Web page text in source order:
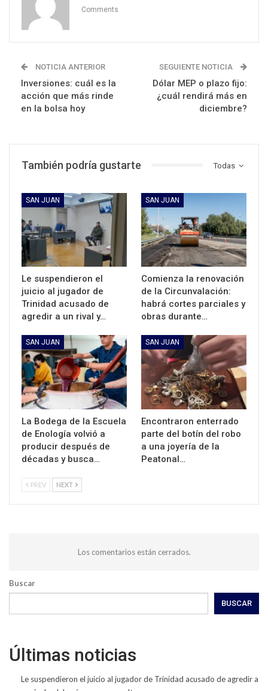
Comments
NOTICIA ANTERIOR
Inversiones: cuál es la
acción que más rinde
en la bolsa hoy
SEGUIENTE NOTICIA
Dólar MEP o plazo fijo:
¿cuál rendirá más en
diciembre?
Todas
También podría gustarte
SAN JUAN
Le suspendieron el
juicio al jugador de
Trinidad acusado de
agredir a un rival y…
SAN JUAN
Comienza la renovación
de la Circunvalación:
habrá cortes parciales y
obras durante…
SAN JUAN
La Bodega de la Escuela
de Enología volvió a
producir después de
décadas y busca…
SAN JUAN
Encontraron enterrado
parte del botín del robo
a una joyería de la
Peatonal…
PREV NEXT
Los comentarios están cerrados.
Buscar
BUSCAR
Últimas noticias
Le suspendieron el juicio al jugador de Trinidad acusado de agredir a